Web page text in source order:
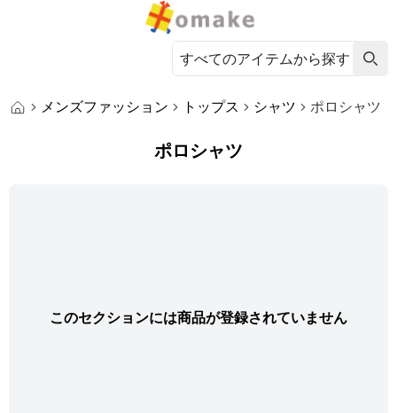
メンズファッション トップス シャツ ポロシャツ
ポロシャツ
このセクションには商品が登録されていません